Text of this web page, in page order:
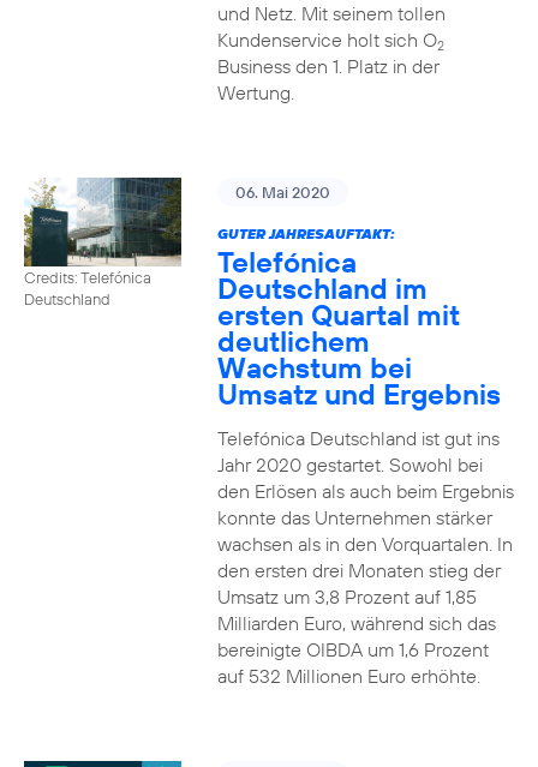
und Netz. Mit seinem tollen
Kundenservice holt sich O2
Business den 1. Platz in der
Wertung.
Credits: Telefónica
Deutschland
06. Mai 2020
GUTER JAHRESAUFTAKT:
Telefónica
Deutschland im
ersten Quartal mit
deutlichem
Wachstum bei
Umsatz und Ergebnis
Telefónica Deutschland ist gut ins
Jahr 2020 gestartet. Sowohl bei
den Erlösen als auch beim Ergebnis
konnte das Unternehmen stärker
wachsen als in den Vorquartalen. In
den ersten drei Monaten stieg der
Umsatz um 3,8 Prozent auf 1,85
Milliarden Euro, während sich das
bereinigte OIBDA um 1,6 Prozent
auf 532 Millionen Euro erhöhte.